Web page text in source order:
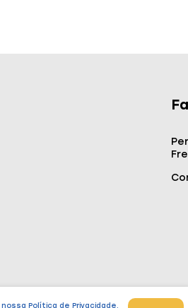
Política de Privacidade.